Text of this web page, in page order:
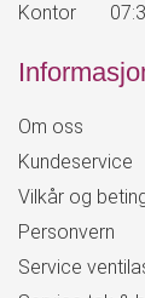
Kontor
Om oss
Kundeservice
Vilkår og
Personvern
Service